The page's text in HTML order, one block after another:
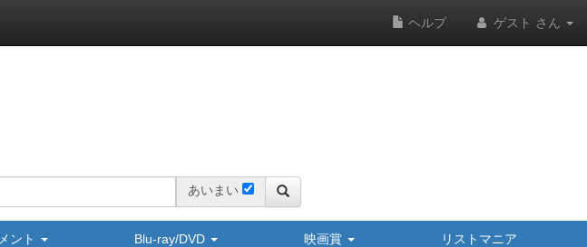
ヘルプ ゲスト さん
あいまい
ント Blu-ray/DVD 映画賞 リストマニア